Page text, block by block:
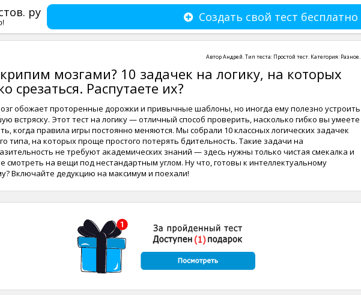
ру Создать свой тест бесплатно
АвторАндрей. Тип теста: Простой тест. Категория: Разное.
мозгами? 10 задачек на логику, на которых
срезаться. Распутаете их?
обожает проторенные дорожки и привычные шаблоны, но иногда ему полезно устроить
встряску. Этот тест на логику — отличный способ проверить, насколько гибко вы умеете
когда правила игры постоянно меняются. Мы собрали 10 классных логических задачек
типа, на которых проще простого потерять бдительность. Такие задачи на
не требуют академических знаний — здесь нужны только чистая смекалка и
смотреть на вещи под нестандартным углом. Ну что, готовы к интеллектуальному
Включайте дедукцию на максимум и поехали!